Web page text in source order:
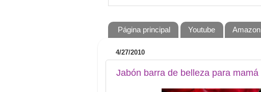
Página principal Youtube Amazon
4/27/2010
Jabón barra de belleza para mamá